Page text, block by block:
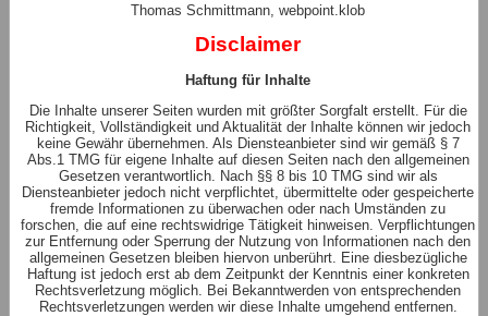
Thomas Schmittmann, webpoint.klob
Disclaimer
Haftung für Inhalte
Die Inhalte unserer Seiten wurden mit größter Sorgfalt erstellt. Für die
Richtigkeit, Vollständigkeit und Aktualität der Inhalte können wir jedoch
keine Gewähr übernehmen. Als Diensteanbieter sind wir gemäß § 7
Abs.1 TMG für eigene Inhalte auf diesen Seiten nach den allgemeinen
Gesetzen verantwortlich. Nach §§ 8 bis 10 TMG sind wir als
Diensteanbieter jedoch nicht verpflichtet, übermittelte oder gespeicherte
fremde Informationen zu überwachen oder nach Umständen zu
forschen, die auf eine rechtswidrige Tätigkeit hinweisen. Verpflichtungen
zur Entfernung oder Sperrung der Nutzung von Informationen nach den
allgemeinen Gesetzen bleiben hiervon unberührt. Eine diesbezügliche
Haftung ist jedoch erst ab dem Zeitpunkt der Kenntnis einer konkreten
Rechtsverletzung möglich. Bei Bekanntwerden von entsprechenden
Rechtsverletzungen werden wir diese Inhalte umgehend entfernen.